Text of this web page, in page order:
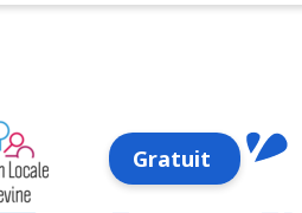
Gratuit